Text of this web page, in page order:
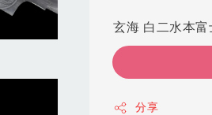
玄海 白二水本
分享